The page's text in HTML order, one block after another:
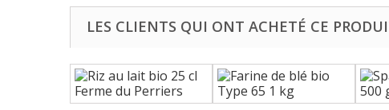
LES CLIENTS QUI ONT ACHETÉ CE